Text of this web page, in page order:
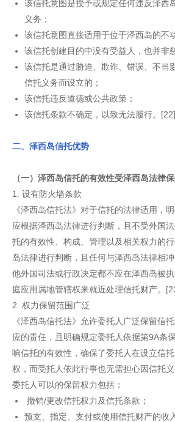
该信托意图是授予或规定任何违反泽西
义务；
该信托意图直接适用于位于泽西岛的不
该信托创建目的中没有受益人，也并非
该信托是通过胁迫、欺诈、错误、不当
信托义务而设立的；
该信托违反道德或公共政策；
该信托条款不确定，以致无法履行。[22]
二、泽西岛信托优势
（一）泽西岛信托的有效性受泽西岛法律
1. 设有防火墙条款
《泽西岛信托法》对于信托的法律适用，
应根据泽西岛法律进行判断，且不受外国
托的有效性、构成、管理以及相关权力的
岛法律进行判断，且任何与泽西岛法律相
他外国司法或行政决定都不应在泽西岛被
庭应用属地管辖权来就近处理信托财产。
2. 权力保留范围广泛
《泽西岛信托法》允许委托人广泛保留信
应的责任，且明确规定委托人依据第9A条
响信托的有效性，确保了委托人在设立信
权，而受托人依此行事也无需担心因信托义
委托人可以的保留权力包括：
撤销/更改信托权力及信托条款；
预支、指定、支付或使用信托财产的收